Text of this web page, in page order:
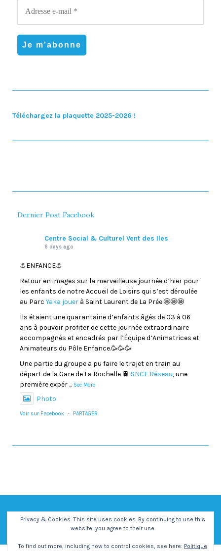
Téléchargez la plaquette 2025-2026 !
Dernier Post Facebook
Centre Social & Culturel Vent des Iles
6 days ago
⚓️ENFANCE⚓️
Retour en images sur la merveilleuse journée d’hier pour
les enfants de notre Accueil de Loisirs qui s’est déroulée
au Parc Yaka jouer à Saint Laurent de La Prée.🤩🤩🤩
Ils étaient une quarantaine d’enfants âgés de 03 à 06
ans à pouvoir profiter de cette journée extraordinaire
accompagnés et encadrés par l’Équipe d’Animatrices et
Animateurs du Pôle Enfance.🥳🥳🥳
Une partie du groupe a pu faire le trajet en train au
départ de la Gare de La Rochelle 🚆 SNCF Réseau, une
première expér ... See More
Photo
Voir sur Facebook · PARTAGER
Privacy & Cookies: This site uses cookies. By continuing to use this
website, you agree to their use.
To find out more, including how to control cookies, see here: Politique